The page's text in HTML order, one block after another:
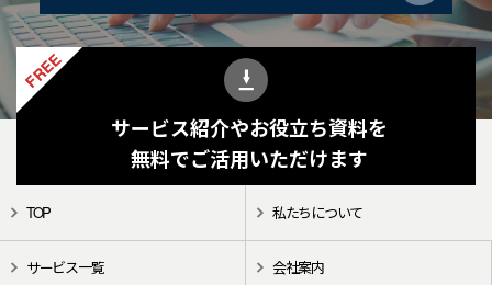
FREE
サービス紹介やお役立ち資料を
無料でご活用いただけます
TOP 私たちについて
サービス一覧 会社案内